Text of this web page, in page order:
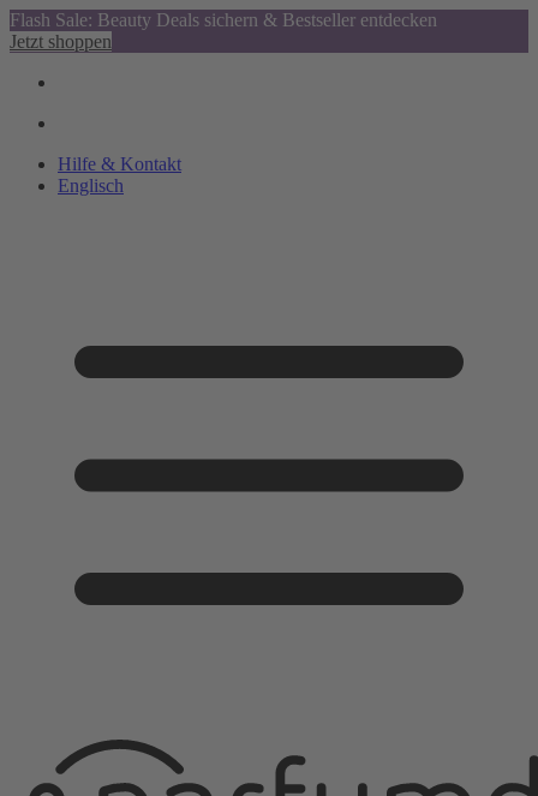
Flash Sale: Beauty Deals sichern & Bestseller entdecken
Jetzt shoppen
Hilfe & Kontakt
Englisch